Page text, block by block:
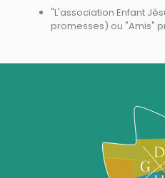
"L'association Enfant
promesses) ou "Amis"